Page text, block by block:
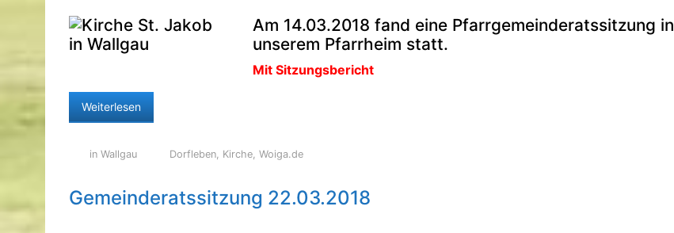
Am 14.03.2018 fand eine Pfarrgemeinderatssitzung in
unserem Pfarrheim statt.
Mit Sitzungsbericht
Weiterlesen
in Wallgau Dorfleben, Kirche,Woiga.de
Gemeinderatssitzung 22.03.2018